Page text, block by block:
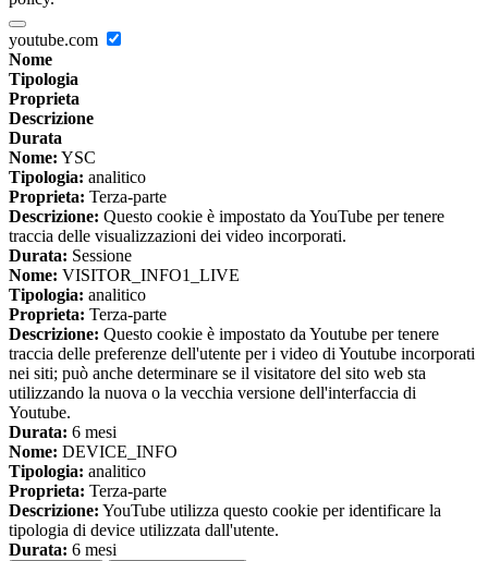
youtube.com
Nome
Tipologia
Proprieta
Descrizione
Durata
Nome: YSC
Tipologia: analitico
Proprieta: Terza-parte
Descrizione: Questo cookie è impostato da YouTube per tenere
traccia delle visualizzazioni dei video incorporati.
Durata: Sessione
Nome: VISITOR_INFO1_LIVE
Tipologia: analitico
Proprieta: Terza-parte
Descrizione: Questo cookie è impostato da Youtube per tenere
traccia delle preferenze dell'utente per i video di Youtube incorporati
nei siti; può anche determinare se il visitatore del sito web sta
utilizzando la nuova o la vecchia versione dell'interfaccia di
Youtube.
Durata: 6 mesi
Nome: DEVICE_INFO
Tipologia: analitico
Proprieta: Terza-parte
Descrizione: YouTube utilizza questo cookie per identificare la
tipologia di device utilizzata dall'utente.
Durata: 6 mesi